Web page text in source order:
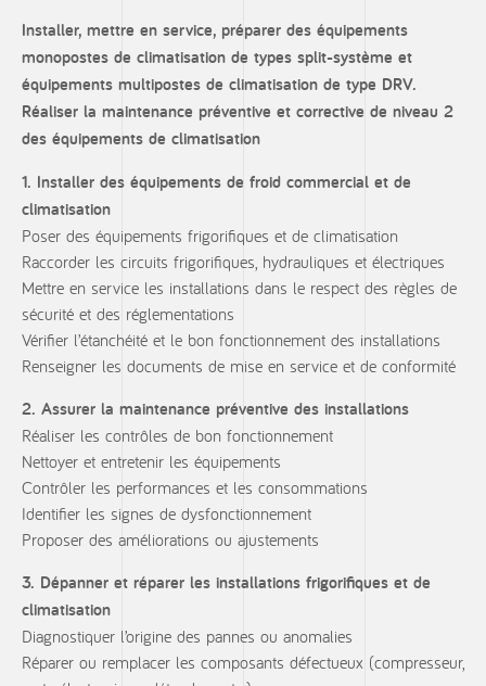
Installer, mettre en service, préparer des équipements
monopostes de climatisation de types split-système et
équipements multipostes de climatisation de type DRV.
Réaliser la maintenance préventive et corrective de niveau 2
des équipements de climatisation
1. Installer des équipements de froid commercial et de
climatisation
Poser des équipements frigorifiques et de climatisation
Raccorder les circuits frigorifiques, hydrauliques et électriques
Mettre en service les installations dans le respect des règles de
sécurité et des réglementations
Vérifier l’étanchéité et le bon fonctionnement des installations
Renseigner les documents de mise en service et de conformité
2. Assurer la maintenance préventive des installations
Réaliser les contrôles de bon fonctionnement
Nettoyer et entretenir les équipements
Contrôler les performances et les consommations
Identifier les signes de dysfonctionnement
Proposer des améliorations ou ajustements
3. Dépanner et réparer les installations frigorifiques et de
climatisation
Diagnostiquer l’origine des pannes ou anomalies
Réparer ou remplacer les composants défectueux (compresseur,